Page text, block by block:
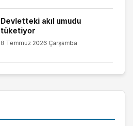
Devletteki akıl umudu
tüketiyor
8 Temmuz 2026 Çarşamba